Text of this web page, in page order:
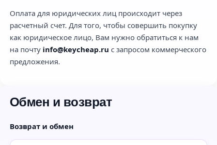
Оплата для юридических лиц происходит через
расчетный счет. Для того, чтобы совершить покупку
как юридическое лицо, Вам нужно обратиться к нам
на почту info@keycheap.ru с запросом коммерческого
предложения.
Обмен и возврат
Возврат и обмен